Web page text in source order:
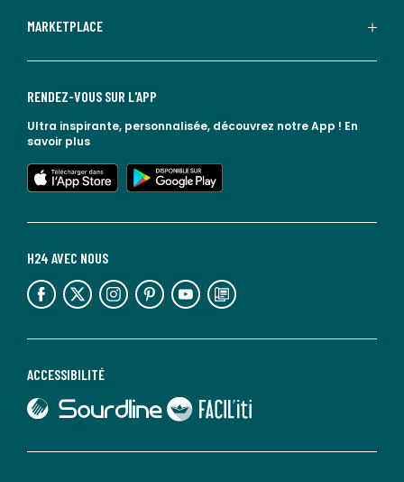
MARKETPLACE
ACCESSIBILITÉ
lien vers Sourdline
lien vers Faciliti
H24 AVEC NOUS
lien vers l'espace réseaux sociaux lien vers l'espace réseaux sociaux lien vers l'espace réseaux sociaux lien vers l'espace réseaux sociaux lien vers l'espace réseaux sociaux lien vers le blog la redoute
RENDEZ-VOUS SUR L'APP
Ultra inspirante, personnalisée, découvrez notre App ! En
savoir plus
lien vers l'app store
lien vers google play